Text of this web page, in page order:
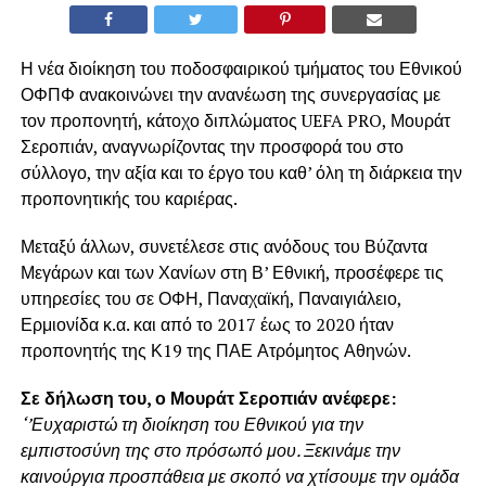
Η νέα διοίκηση του ποδοσφαιρικού τμήματος του Εθνικού
ΟΦΠΦ ανακοινώνει την ανανέωση της συνεργασίας με
τον προπονητή, κάτοχο διπλώματος UEFA PRO, Μουράτ
Σεροπιάν, αναγνωρίζοντας την προσφορά του στο
σύλλογο, την αξία και το έργο του καθ’ όλη τη διάρκεια την
προπονητικής του καριέρας.
Μεταξύ άλλων, συνετέλεσε στις ανόδους του Βύζαντα
Μεγάρων και των Χανίων στη Β’ Εθνική, προσέφερε τις
υπηρεσίες του σε ΟΦΗ, Παναχαϊκή, Παναιγιάλειο,
Ερμιονίδα κ.α. και από το 2017 έως το 2020 ήταν
προπονητής της Κ19 της ΠΑΕ Ατρόμητος Αθηνών.
Σε δήλωση του, ο Μουράτ Σεροπιάν ανέφερε:
‘’Ευχαριστώ τη διοίκηση του Εθνικού για την
εμπιστοσύνη της στο πρόσωπό μου. Ξεκινάμε την
καινούργια προσπάθεια με σκοπό να χτίσουμε την ομάδα